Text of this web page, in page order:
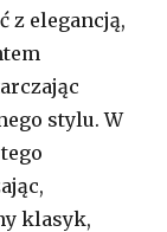
z elegancją,
stylu. W
klasyk,